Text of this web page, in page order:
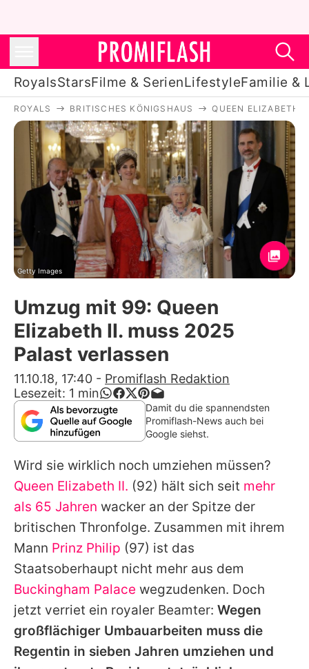
RoyalsStarsFilme & SerienLifestyleFamilie &
Royals
Stars
Filme & Serien
Lifestyle
Familie & Liebe
Promiflash Exklusiv
Alle Themen auf Promiflash
App runterladen
Team
Redaktionelle Richtlinien
Impressum
Datenschutzerklärung
Nutzungsbedingungen
Utiq verwalten
ROYALS BRITISCHES KÖNIGSHAUS QUEEN ELIZABETH
Getty Images
Umzug mit 99: Queen
Elizabeth II. muss 2025
Palast verlassen
11.10.18, 17:40 - Promiflash Redaktion
Lesezeit: 1 min
Damit du die spannendsten
Promiflash-News auch bei
Google siehst.
Wird sie wirklich noch umziehen müssen?
Queen Elizabeth II. (92) hält sich seit mehr
als 65 Jahren wacker an der Spitze der
britischen Thronfolge. Zusammen mit ihrem
Mann Prinz Philip (97) ist das
Staatsoberhaupt nicht mehr aus dem
Buckingham Palace wegzudenken. Doch
jetzt verriet ein royaler Beamter: Wegen
großflächiger Umbauarbeiten muss die
Regentin in sieben Jahren umziehen und